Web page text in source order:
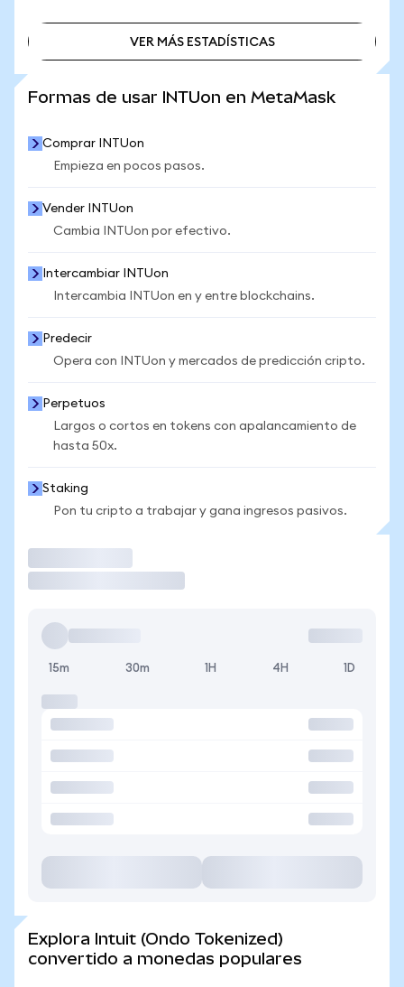
VER MÁS ESTADÍSTICAS
Formas de usar INTUon en MetaMask
Comprar INTUon
Empieza en pocos pasos.
Vender INTUon
Cambia INTUon por efectivo.
Intercambiar INTUon
Intercambia INTUon en y entre blockchains.
Predecir
Opera con INTUon y mercados de predicción cripto.
Perpetuos
Largos o cortos en tokens con apalancamiento de
hasta 50x.
Staking
Pon tu cripto a trabajar y gana ingresos pasivos.
15m 30m 1H 4H 1D
Explora Intuit (Ondo Tokenized)
convertido a monedas populares